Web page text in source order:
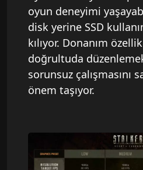
oyun deneyimi
disk yerine SSD
kılıyor. Donanım
doğrultuda
sorunsuz çalışmasını
önem taşıyor.